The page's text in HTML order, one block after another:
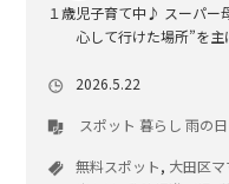
１歳児子育て中♪ スーパー
心して行けた場所”を主
2026.5.22
スポット 暮らし 雨の日
無料スポット, 大田区マ